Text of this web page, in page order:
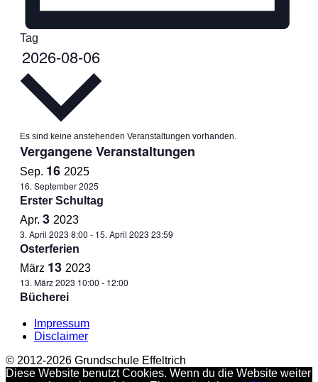
Tag
2026-08-06
Es sind keine anstehenden Veranstaltungen vorhanden.
Vergangene Veranstaltungen
Sep. 16 2025
16. September 2025
Erster Schultag
Apr. 3 2023
3. April 2023 8:00 - 15. April 2023 23:59
Osterferien
März 13 2023
13. März 2023 10:00 - 12:00
Bücherei
Impressum
Disclaimer
© 2012-2026 Grundschule Effeltrich
Diese Website benutzt Cookies. Wenn du die Website weiter